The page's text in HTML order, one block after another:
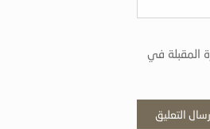
المقبلة في